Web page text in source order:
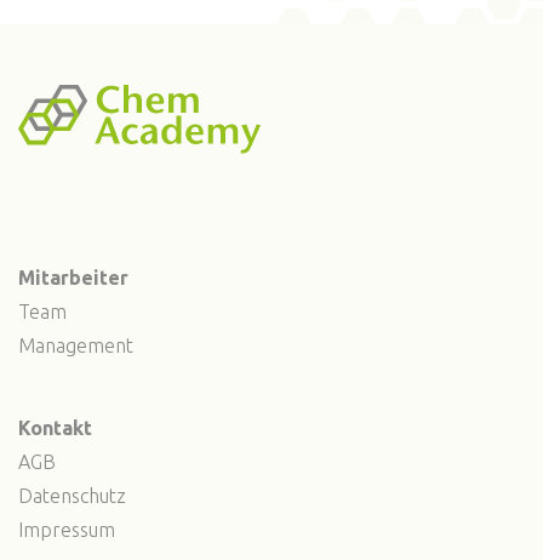
Mitarbeiter
Team
Management
Kontakt
AGB
Datenschutz
Impressum